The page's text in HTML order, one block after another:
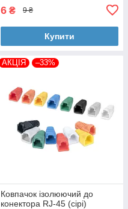
6 ₴ 9 ₴
Купити
АКЦІЯ –33%
Ковпачок ізолюючий до
конектора RJ-45 (сірі)